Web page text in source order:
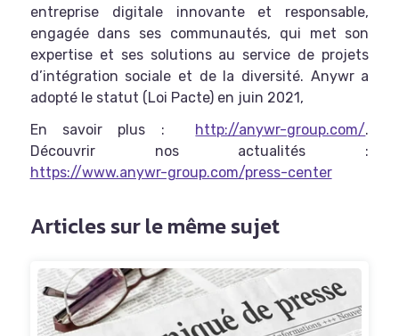
entreprise digitale innovante et responsable,
engagée dans ses communautés, qui met son
expertise et ses solutions au service de projets
d’intégration sociale et de la diversité. Anywr a
adopté le statut (Loi Pacte) en juin 2021,
En savoir plus : http://anywr-group.com/.
Découvrir nos actualités :
https://www.anywr-group.com/press-center
Articles sur le même sujet